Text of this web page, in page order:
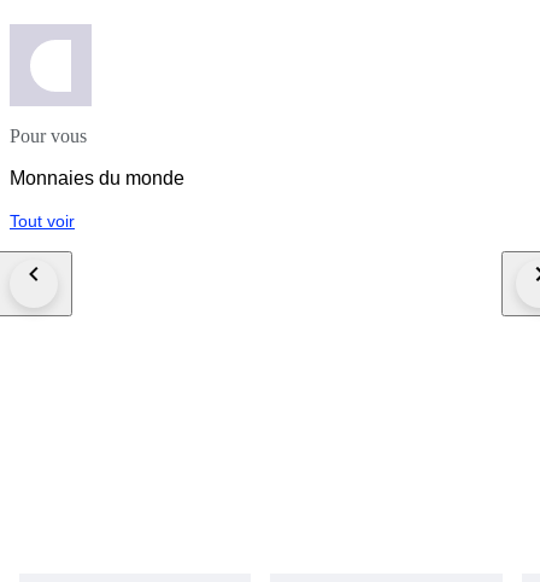
Pour vous
Monnaies du monde
Tout voir